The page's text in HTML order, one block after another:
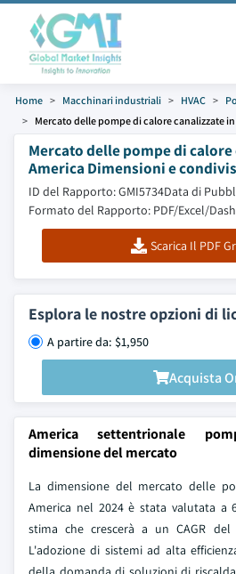
Home Macchinari industriali HVAC
Mercato delle pompe di calore canalizzate
Mercato delle pompe di
America Dimensioni e
ID del Rapporto: GMI5734Data di
Formato del Rapporto: PDF/Excel/
Scarica Il PDF
Esplora le nostre opzioni di
A partire da: $1,950
Acquista
America settentrionale
dimensione del mercato
La dimensione del mercato delle
America nel 2024 è stata valutata a
stima che crescerà a un CAGR
L'adozione di sistemi ad alta